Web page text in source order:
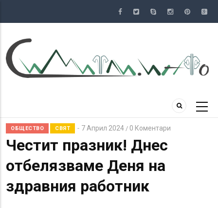
съдържание
ОБЩЕСТВО СВЯТ 7 Април 2024 / 0 Коментари
Честит празник! Днес
отбелязваме Деня на
здравния работник